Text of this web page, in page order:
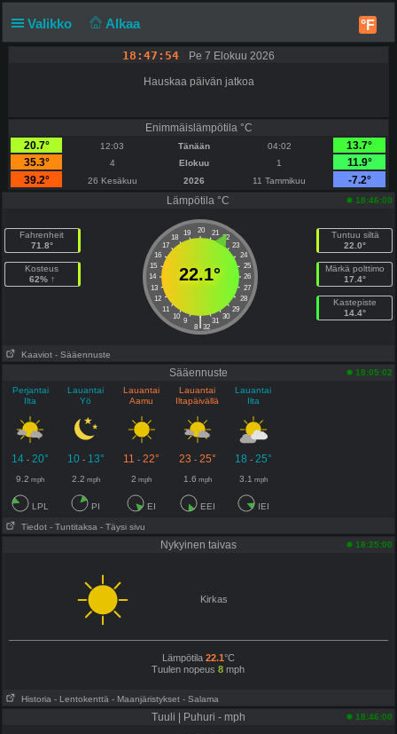
Valikko Alkaa °F
18:47:54 Pe 7 Elokuu 2026
Hauskaa päivän jatkoa
Enimmäislämpötila °C
20.7°
12:03 Tänään 04:02
13.7°
35.3°
4 Elokuu 1
11.9°
39.2°
26 Kesäkuu 2026 11 Tammikuu
-7.2°
Lämpötila °C
18:46:00
Fahrenheit
71.8°
Kosteus
62% ↑
20
19 21
18
22
17
23
16
24
15
25
14
26
13
27
12
28
11
29
10
30
9 31
|
8 32
22.1°
Tuntuu siltä
22.0°
Märkä polttimo
17.4°
Kastepiste
14.4°
Kaaviot - Sääennuste
Sääennuste
18:05:02
Perjantai
Ilta
Lauantai
Yö
Lauantai
Aamu
Lauantai
Iltapäivällä
Lauantai
Ilta
14 - 20° 10- 13° 11 -22° 23 - 25° 18 - 25°
9.2 mph 2.2 mph 2 mph 1.6 mph 3.1 mph
LPL PI EI EEI IEI
Tiedot - Tuntitaksa - Täysi sivu
Nykyinen taivas 18:25:00
Kirkas
Lämpötila 22.1°C
Tuulen nopeus 8 mph
Historia - Lentokenttä - Maanjäristykset - Salama
Tuuli | Puhuri - mph 18:46:00